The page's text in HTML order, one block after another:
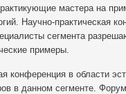
мастера на
Научно-практическая
сегмента
примеры.
конференция в области
в данном сегменте.